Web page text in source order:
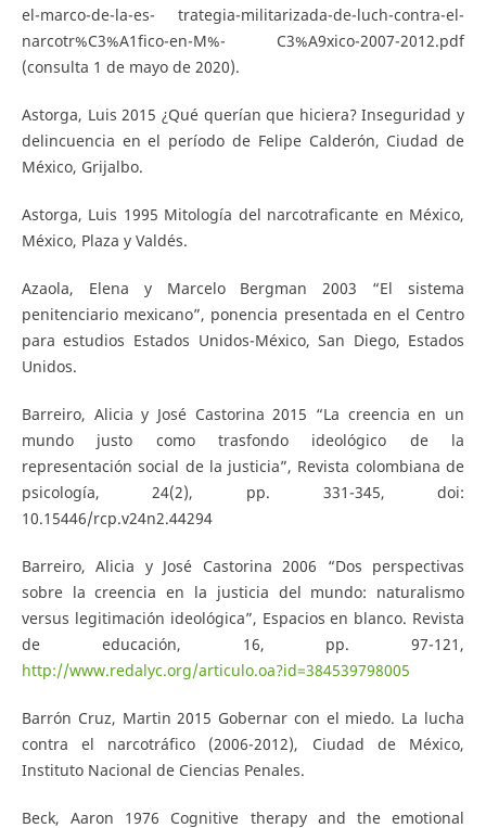
el-marco-de-la-es- trategia-militarizada-de-luch-contra-el-
narcotr%C3%A1fico-en-M%- C3%A9xico-2007-2012.pdf
(consulta 1 de mayo de 2020).
Astorga, Luis 2015 ¿Qué querían que hiciera? Inseguridad y
delincuencia en el período de Felipe Calderón, Ciudad de
México, Grijalbo.
Astorga, Luis 1995 Mitología del narcotraficante en México,
México, Plaza y Valdés.
Azaola, Elena y Marcelo Bergman 2003 “El sistema
penitenciario mexicano”, ponencia presentada en el Centro
para estudios Estados Unidos-México, San Diego, Estados
Unidos.
Barreiro, Alicia y José Castorina 2015 “La creencia en un
mundo justo como trasfondo ideológico de la
representación social de la justicia”, Revista colombiana de
psicología, 24(2), pp. 331-345, doi:
10.15446/rcp.v24n2.44294
Barreiro, Alicia y José Castorina 2006 “Dos perspectivas
sobre la creencia en la justicia del mundo: naturalismo
versus legitimación ideológica”, Espacios en blanco. Revista
de educación, 16, pp. 97-121,
http://www.redalyc.org/articulo.oa?id=384539798005
Barrón Cruz, Martin 2015 Gobernar con el miedo. La lucha
contra el narcotráfico (2006-2012), Ciudad de México,
Instituto Nacional de Ciencias Penales.
Beck, Aaron 1976 Cognitive therapy and the emotional